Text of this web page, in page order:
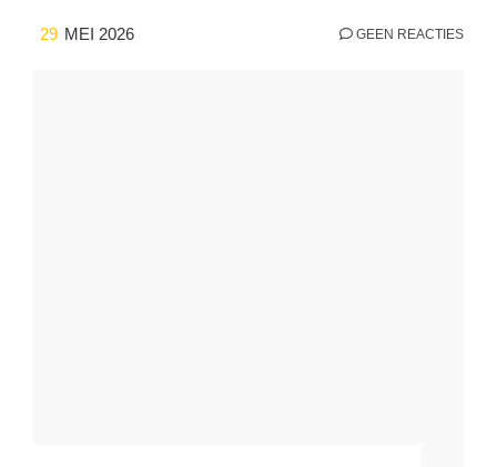
29 MEI 2026 GEEN REACTIES